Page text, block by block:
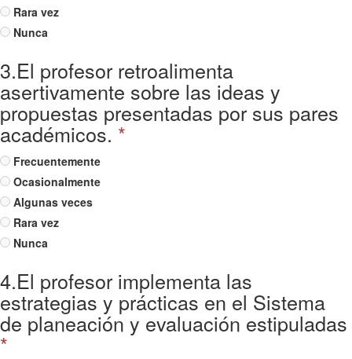
Rara vez
Nunca
3.El profesor retroalimenta
asertivamente sobre las ideas y
propuestas presentadas por sus pares
académicos. *
Frecuentemente
Ocasionalmente
Algunas veces
Rara vez
Nunca
4.El profesor implementa las
estrategias y prácticas en el Sistema
de planeación y evaluación estipuladas
*